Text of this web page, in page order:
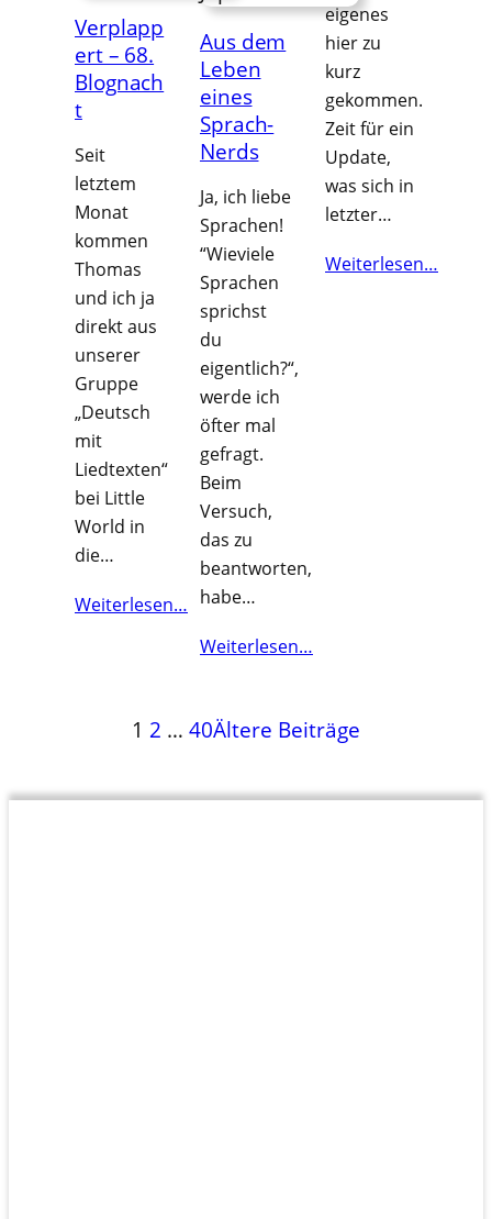
Verplapp
ert – 68.
Blognach
t
Seit
letztem
Monat
kommen
Thomas
und ich ja
direkt aus
unserer
Gruppe
„Deutsch
mit
Liedtexten“
bei Little
World in
die…
Weiterlesen…
Aus dem
Leben
eines
Sprach-
Nerds
Ja, ich liebe
Sprachen!
“Wieviele
Sprachen
sprichst
du
eigentlich?“,
werde ich
öfter mal
gefragt.
Beim
Versuch,
das zu
beantworten,
habe…
Weiterlesen…
eigenes
hier zu
kurz
gekommen.
Zeit für ein
Update,
was sich in
letzter…
Weiterlesen…
1 2 … 40Ältere Beiträge